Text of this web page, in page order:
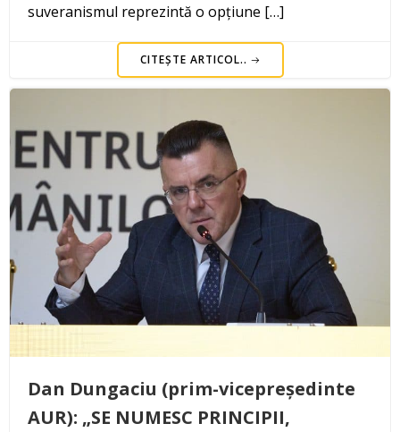
suveranismul reprezintă o opțiune […]
CITEȘTE ARTICOL..
Dan Dungaciu (prim-vicepreședinte
AUR): „SE NUMESC PRINCIPII,